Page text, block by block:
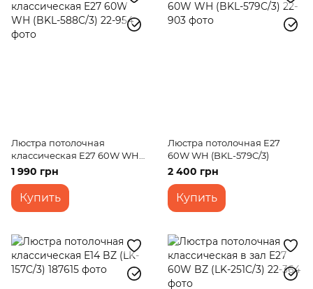
Люстра потолочная
классическая E27 60W WH
(BKL-588C/3)
1 990 грн
Купить
Люстра потолочная E27
60W WH (BKL-579C/3)
2 400 грн
Купить